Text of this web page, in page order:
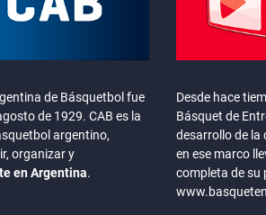
de Básquetbol fue
de 1929. CAB es la
argentino,
organizar y
en Argentina.
Desde hace
Básquet de
desarrollo de la
en ese marco
completa de su